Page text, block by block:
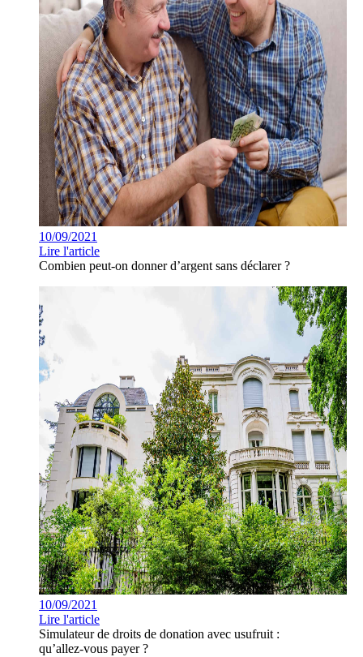
10/09/2021
Lire l'article
Combien peut-on donner d’argent sans déclarer ?
10/09/2021
Lire l'article
Simulateur de droits de donation avec usufruit :
qu’allez-vous payer ?